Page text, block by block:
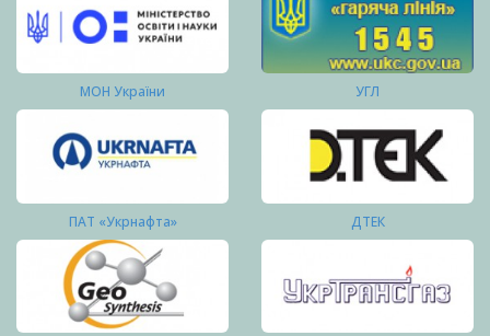
МОН України УГЛ
ПАТ «Укрнафта» ДТЕК